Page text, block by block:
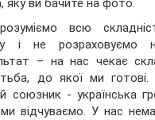
яку ви бачите на фото.
всю
і не розраховуємо
– на нас чекає
до якої ми
союзник - українська
відчуваємо. У нас